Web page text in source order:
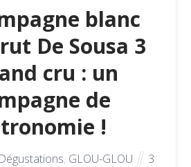
blanc
De Sousa 3
cru : un
de
!
Dégustations, GLOU-GLOU
3